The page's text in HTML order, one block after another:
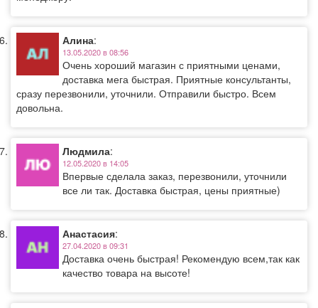
Алина:
13.05.2020 в 08:56
Очень хороший магазин с приятными ценами,
доставка мега быстрая. Приятные консультанты,
сразу перезвонили, уточнили. Отправили быстро. Всем
довольна.
Людмила:
12.05.2020 в 14:05
Впервые сделала заказ, перезвонили, уточнили
все ли так. Доставка быстрая, цены приятные)
Анастасия:
27.04.2020 в 09:31
Доставка очень быстрая! Рекомендую всем,так как
качество товара на высоте!